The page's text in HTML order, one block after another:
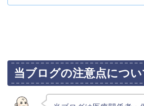
当ブログの注意点につい